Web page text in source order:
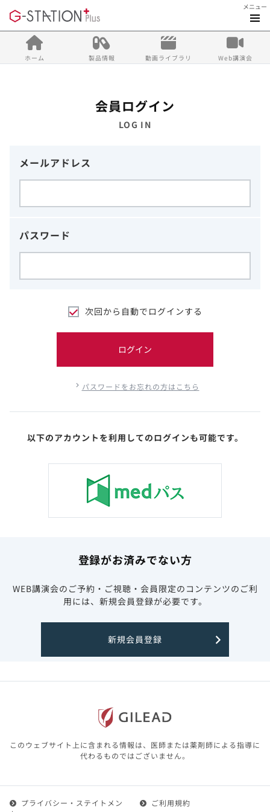
メニュー
ホーム 製品情報 動画ライブラリ Web講演会
会員ログイン
LOG IN
メールアドレス
パスワード
次回から自動でログインする
ログイン
パスワードをお忘れの方はこちら
以下のアカウントを利用してのログインも可能です。
登録がお済みでない方
WEB講演会のご予約・ご視聴・会員限定のコンテンツのご利
用には、新規会員登録が必要です。
新規会員登録
このウェブサイト上に含まれる情報は、医師または薬剤師による指導に
代わるものではございません。
プライバシー・ステイトメン
ご利用規約